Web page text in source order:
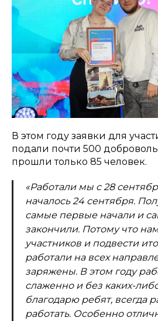
В этом году заявки для
подали почти 500
прошли только 85 человек.
«Работали мы с 28
началось 24 сентября.
самые первые начали и
закончили. Потому что
участников и подвести
работали на всех
заряжены. В этом году
слаженно и без каких-
благодарю ребят, всегда
работать. Особенно